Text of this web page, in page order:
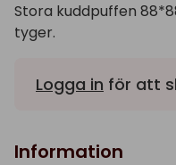
Stora kuddpuffen
tyger.
Logga in för att
Information